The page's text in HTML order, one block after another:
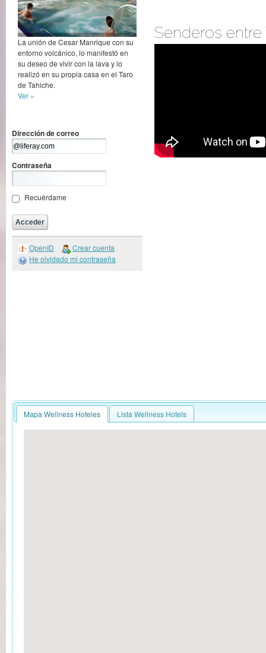
La unión de Cesar Manrique con su
entorno volcánico, lo manifestó en
su deseo de vivir con la lava y lo
realizó en su propia casa en el Taro
de Tahiche.
Ver »
Dirección de correo
Contraseña
Recuérdame
OpenID
Crear cuenta
He olvidado mi contraseña
‪Senderos
Mapa Wellness Hoteles Lista Wellness Hotels